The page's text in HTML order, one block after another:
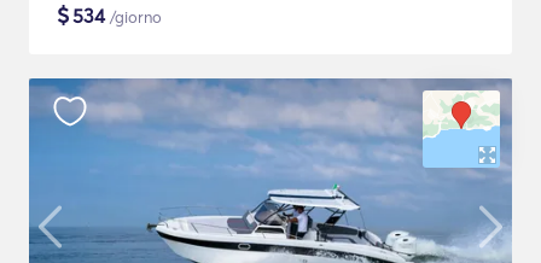
$534/giorno